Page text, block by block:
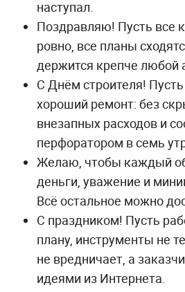
наступал.
Поздравляю! Пусть все
ровно, все планы
держится крепче любой
С Днём строителя!
хороший ремонт: без
внезапных расходов и
перфоратором в семь
Желаю, чтобы каждый
деньги, уважение и
Всё остальное можно
С праздником! Пусть
плану, инструменты не
не вредничает, а
идеями из Интернета.